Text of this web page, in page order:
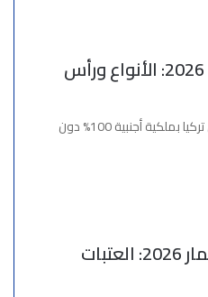
تأسيس شركة في تركيا 2026: الأنواع ورأس
يستطيع الأجنبي تأسيس شركة في تركيا بملكية أجنبية 100% دون
الجنسية التركية بالاستثمار 2026: العتبات